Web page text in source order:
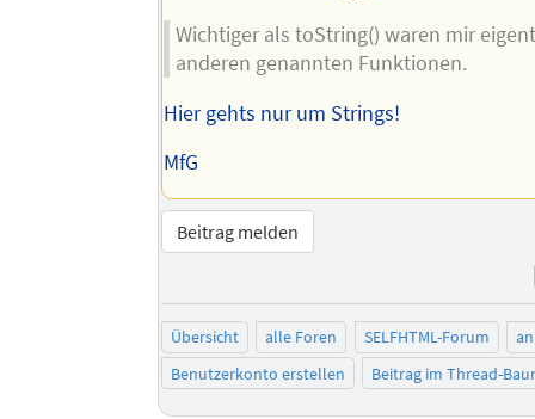
Wichtiger als toString() waren mir
anderen genannten Funktionen.
Hier gehts nur um Strings!
MfG
Beitrag melden
Übersicht alle Foren SELFHTML-Forum
Benutzerkonto erstellen
Beitrag im Thread-